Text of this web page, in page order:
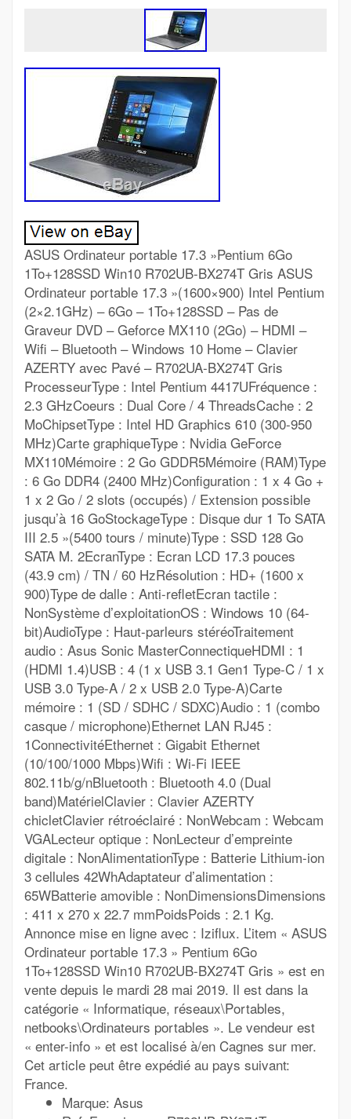
ASUS Ordinateur portable 17.3 »Pentium 6Go
1To+128SSD Win10 R702UB-BX274T Gris ASUS
Ordinateur portable 17.3 »(1600×900) Intel Pentium
(2×2.1GHz) – 6Go – 1To+128SSD – Pas de
Graveur DVD – Geforce MX110 (2Go) – HDMI –
Wifi – Bluetooth – Windows 10 Home – Clavier
AZERTY avec Pavé – R702UA-BX274T Gris
ProcesseurType : Intel Pentium 4417UFréquence :
2.3 GHzCoeurs : Dual Core / 4 ThreadsCache : 2
MoChipsetType : Intel HD Graphics 610 (300-950
MHz)Carte graphiqueType : Nvidia GeForce
MX110Mémoire : 2 Go GDDR5Mémoire (RAM)Type
: 6 Go DDR4 (2400 MHz)Configuration : 1 x 4 Go +
1 x 2 Go / 2 slots (occupés) / Extension possible
jusqu’à 16 GoStockageType : Disque dur 1 To SATA
III 2.5 »(5400 tours / minute)Type : SSD 128 Go
SATA M. 2EcranType : Ecran LCD 17.3 pouces
(43.9 cm) / TN / 60 HzRésolution : HD+ (1600 x
900)Type de dalle : Anti-refletEcran tactile :
NonSystème d’exploitationOS : Windows 10 (64-
bit)AudioType : Haut-parleurs stéréoTraitement
audio : Asus Sonic MasterConnectiqueHDMI : 1
(HDMI 1.4)USB : 4 (1 x USB 3.1 Gen1 Type-C / 1 x
USB 3.0 Type-A / 2 x USB 2.0 Type-A)Carte
mémoire : 1 (SD / SDHC / SDXC)Audio : 1 (combo
casque / microphone)Ethernet LAN RJ45 :
1ConnectivitéEthernet : Gigabit Ethernet
(10/100/1000 Mbps)Wifi : Wi-Fi IEEE
802.11b/g/nBluetooth : Bluetooth 4.0 (Dual
band)MatérielClavier : Clavier AZERTY
chicletClavier rétroéclairé : NonWebcam : Webcam
VGALecteur optique : NonLecteur d’empreinte
digitale : NonAlimentationType : Batterie Lithium-ion
3 cellules 42WhAdaptateur d’alimentation :
65WBatterie amovible : NonDimensionsDimensions
: 411 x 270 x 22.7 mmPoidsPoids : 2.1 Kg.
Annonce mise en ligne avec : Iziflux. L’item « ASUS
Ordinateur portable 17.3 » Pentium 6Go
1To+128SSD Win10 R702UB-BX274T Gris » est en
vente depuis le mardi 28 mai 2019. Il est dans la
catégorie « Informatique, réseaux\Portables,
netbooks\Ordinateurs portables ». Le vendeur est
« enter-info » et est localisé à/en Cagnes sur mer.
Cet article peut être expédié au pays suivant:
France.
Marque: Asus